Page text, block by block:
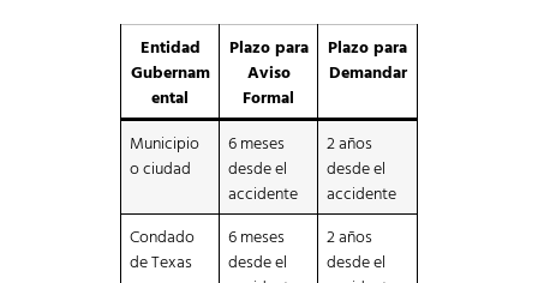
Entidad
Gubernam
ental
Plazo para
Aviso
Formal
Plazo para
Demandar
Municipio
o ciudad
6 meses
desde el
accidente
2 años
desde el
accidente
Condado
de Texas
6 meses
desde el
2 años
desde el